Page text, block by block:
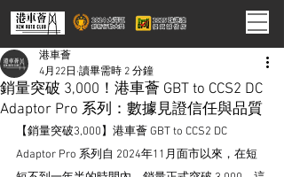
銷量突破 3,000！港車薈 GBT to CCS2 DC
Adaptor Pro 系列：數據見證信任與品質
港車薈
4月22日 讀畢需時 2 分鐘
【銷量突破3,000】港車薈 GBT to CCS2 DC
Adaptor Pro 系列自 2024年11月面市以來，在短